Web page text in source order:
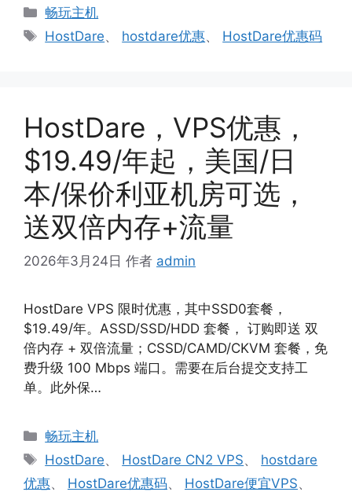
分
类
畅玩主机
标
HostDare、 hostdare优惠、 HostDare优惠码
HostDare，VPS优惠，
$19.49/年起，美国/日
本/保价利亚机房可选，
送双倍内存+流量
2026年3月24日 作者 admin
HostDare VPS 限时优惠，其中SSD0套餐，
$19.49/年。ASSD/SSD/HDD 套餐， 订购即送 双
倍内存 + 双倍流量；CSSD/CAMD/CKVM 套餐，免
费升级 100 Mbps 端口。需要在后台提交支持工
单。此外保…
分
类
畅玩主机
标
签
HostDare、 HostDare CN2 VPS、 hostdare
优惠、 HostDare优惠码、 HostDare便宜VPS、